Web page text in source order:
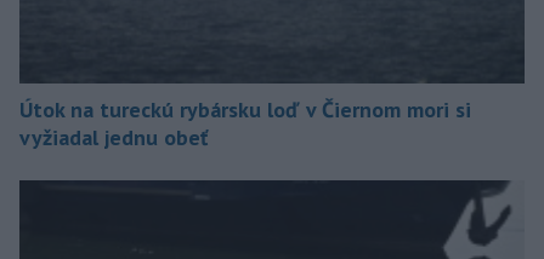
Útok na tureckú rybársku loď v Čiernom mori si
vyžiadal jednu obeť